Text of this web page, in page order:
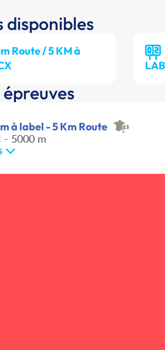
disponibles
Route / 5 KM à
à label - 5 Km Route
- 5000 m